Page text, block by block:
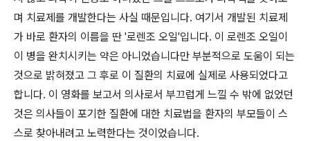
며 치료제를 개발한다는 사실 때문입니다. 여기서 개발된 치료제
가 바로 환자의 이름을 딴 '로렌조 오일'입니다. 이 로렌조 오일이
이 병을 완치시키는 약은 아니었습니다만 부분적으로 도움이 되는
것으로 밝혀졌고 그 후로 이 질환의 치료에 실제로 사용되었다고
합니다. 이 영화를 보고서 의사로서 부끄럽게 느낄 수 밖에 없었던
것은 의사들이 포기한 질환에 대한 치료법을 환자의 부모들이 스
스로 찾아내려고 노력한다는 것이었습니다.